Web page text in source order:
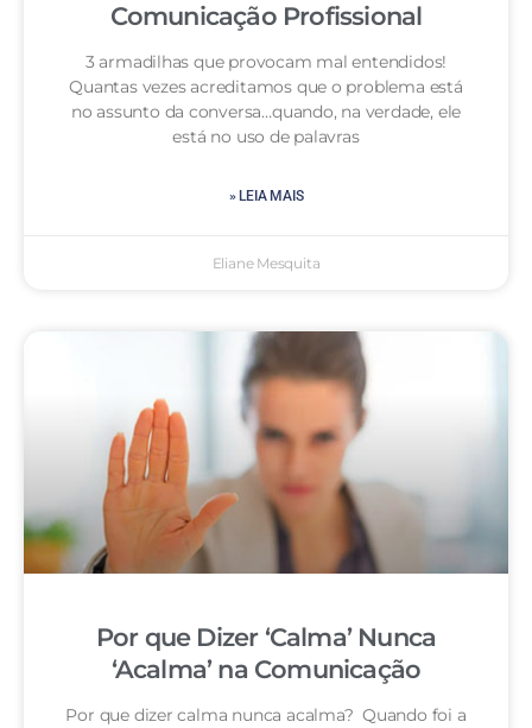
Comunicação Profissional
3 armadilhas que provocam mal entendidos!
Quantas vezes acreditamos que o problema está
no assunto da conversa…quando, na verdade, ele
está no uso de palavras
» LEIA MAIS
Eliane Mesquita
Por que Dizer ‘Calma’ Nunca
‘Acalma’ na Comunicação
Por que dizer calma nunca acalma? Quando foi a